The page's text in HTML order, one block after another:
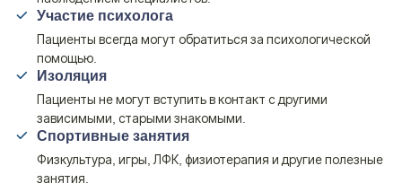
Участие психолога
Пациенты всегда могут обратиться за психологической
помощью.
Изоляция
Пациенты не могут вступить в контакт с другими
зависимыми, старыми знакомыми.
Спортивные занятия
Физкультура, игры, ЛФК, физиотерапия и другие полезные
занятия.